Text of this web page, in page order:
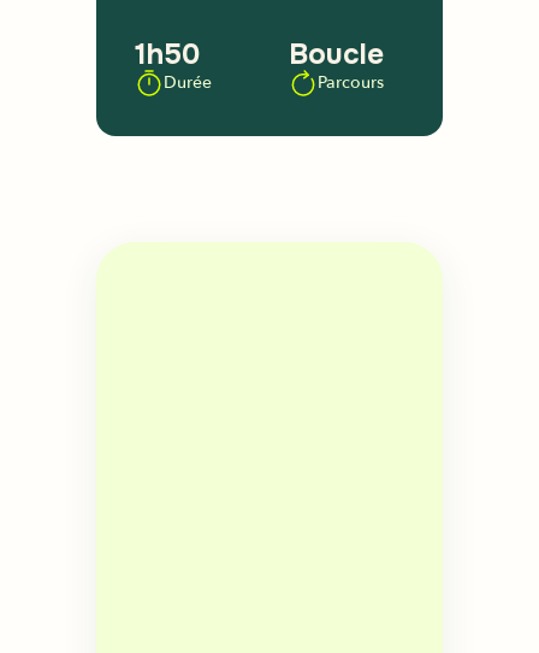
1h50
Durée
Boucle
Parcours